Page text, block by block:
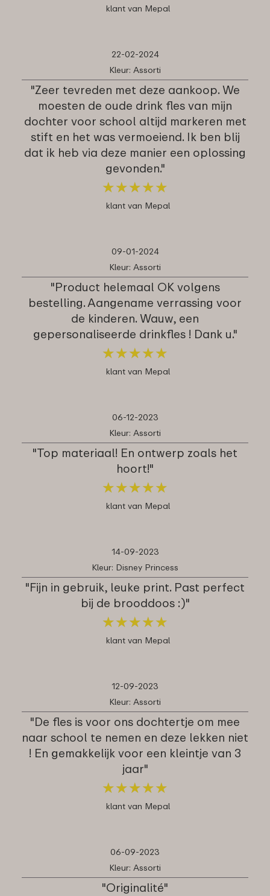
klant van Mepal
22-02-2024
Kleur: Assorti
"Zeer tevreden met deze aankoop. We
moesten de oude drink fles van mijn
dochter voor school altijd markeren met
stift en het was vermoeiend. Ik ben blij
dat ik heb via deze manier een oplossing
gevonden."
★★★★★
★★★★★
klant van Mepal
09-01-2024
Kleur: Assorti
"Product helemaal OK volgens
bestelling. Aangename verrassing voor
de kinderen. Wauw, een
gepersonaliseerde drinkfles ! Dank u."
★★★★★
★★★★★
klant van Mepal
06-12-2023
Kleur: Assorti
"Top materiaal! En ontwerp zoals het
hoort!"
★★★★★
★★★★★
klant van Mepal
14-09-2023
Kleur: Disney Princess
"Fijn in gebruik, leuke print. Past perfect
bij de brooddoos :)"
★★★★★
★★★★★
klant van Mepal
12-09-2023
Kleur: Assorti
"De fles is voor ons dochtertje om mee
naar school te nemen en deze lekken niet
! En gemakkelijk voor een kleintje van 3
jaar"
★★★★★
★★★★★
klant van Mepal
06-09-2023
Kleur: Assorti
"Originalité"